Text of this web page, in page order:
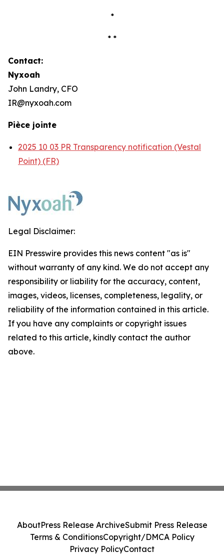
*
* *
Contact:
Nyxoah
John Landry, CFO
IR@nyxoah.com
Pièce jointe
2025 10 03 PR Transparency notification (Vestal
Point) (FR)
Legal Disclaimer:
EIN Presswire provides this news content "as is"
without warranty of any kind. We do not accept any
responsibility or liability for the accuracy, content,
images, videos, licenses, completeness, legality, or
reliability of the information contained in this article.
If you have any complaints or copyright issues
related to this article, kindly contact the author
above.
AboutPress Release ArchiveSubmit Press Release
Terms & ConditionsCopyright/DMCA Policy
Privacy PolicyContact